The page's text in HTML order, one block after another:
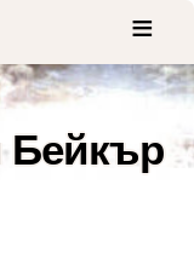
Бейкър